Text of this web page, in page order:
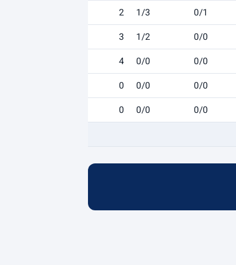
0/1
1/3
2
0/0
1/2
3
0/0
0/0
4
0/0
0/0
0
0/0
0/0
0